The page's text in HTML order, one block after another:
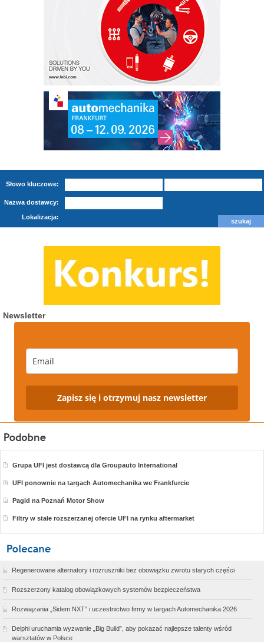
Słowo kluczowe:
Nazwa dostawcy:
Lokalizacja:
Newsletter
Zapisz się i otrzymuj nasz newsletter
Grupa UFI jest dostawcą dla Groupauto International
UFI ponownie na targach Automechanika we Frankfurcie
Pagid na Poznań Motor Show
Filtry w stale rozszerzanej ofercie UFI na rynku aftermarket
Regenerowane alternatory i rozruszniki bez obowiązku zwrotu starych części
Rozszerzony katalog obowiązkowych systemów bezpieczeństwa
Rozwiązania „Sidem NXT” i uczestnictwo firmy w targach Automechanika 2026
Delphi uruchamia wyzwanie „Big Build”, aby pokazać najlepsze talenty wśród
warsztatów w Polsce